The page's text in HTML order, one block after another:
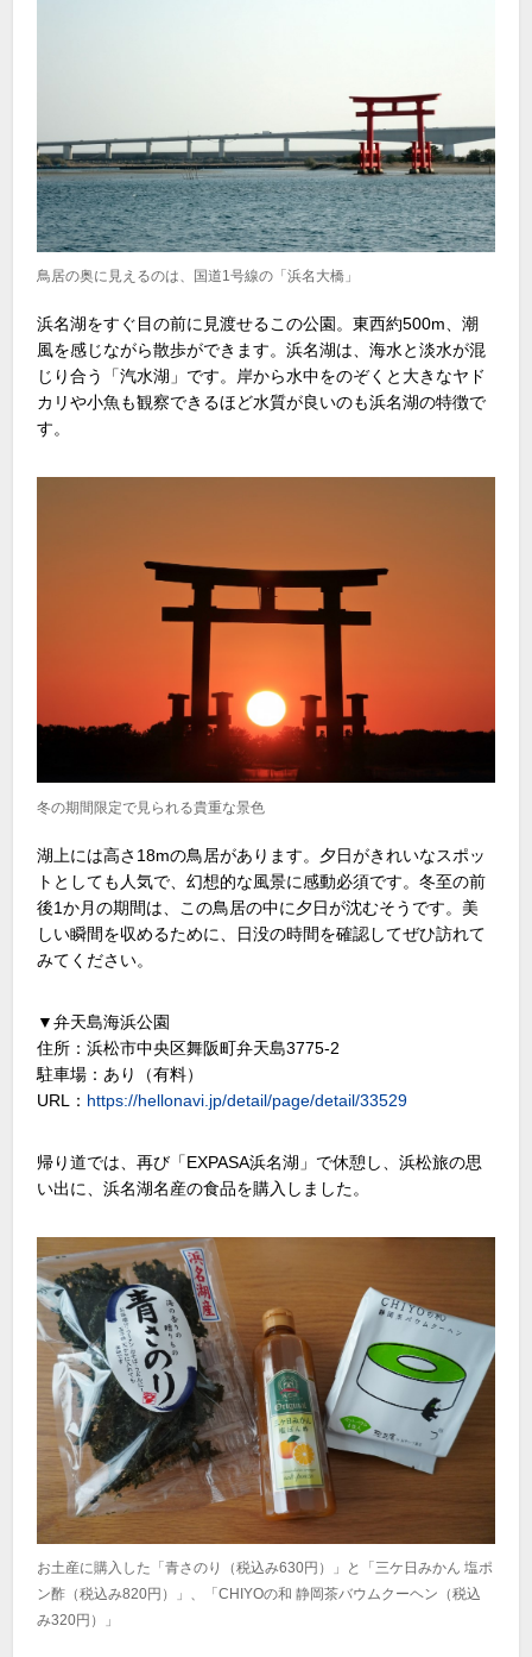
鳥居の奥に見えるのは、国道1号線の「浜名大橋」
浜名湖をすぐ目の前に見渡せるこの公園。東西約500m、潮
風を感じながら散歩ができます。浜名湖は、海水と淡水が混
じり合う「汽水湖」です。岸から水中をのぞくと大きなヤド
カリや小魚も観察できるほど水質が良いのも浜名湖の特徴で
す。
冬の期間限定で見られる貴重な景色
湖上には高さ18mの鳥居があります。夕日がきれいなスポッ
トとしても人気で、幻想的な風景に感動必須です。冬至の前
後1か月の期間は、この鳥居の中に夕日が沈むそうです。美
しい瞬間を収めるために、日没の時間を確認してぜひ訪れて
みてください。
▼弁天島海浜公園
住所：浜松市中央区舞阪町弁天島3775-2
駐車場：あり（有料）
URL： https://hellonavi.jp/detail/page/detail/33529
帰り道では、再び「EXPASA浜名湖」で休憩し、浜松旅の思
い出に、浜名湖名産の食品を購入しました。
お土産に購入した「青さのり（税込み630円）」と「三ケ日みかん 塩ポ
ン酢（税込み820円）」、「CHIYOの和 静岡茶バウムクーヘン（税込
み320円）」